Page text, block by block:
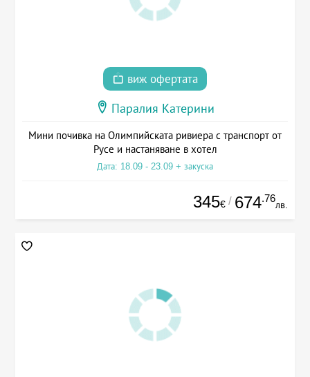
виж офертата
Паралия Катерини
Мини почивка на Олимпийската ривиера с транспорт от
Русе и настаняване в хотел
Дата: 18.09 - 23.09 + закуска
345€ / 674.76
лв.